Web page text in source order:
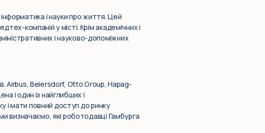
і науки про життя. Цей
компаній у місті. Крім академічних і
і науково-допоміжних
Airbus, Beiersdorf, Otto Group, Hapag-
і один із найглибших і
і мати повний доступ до ринку
визначаємо, які роботодавці Гамбурга